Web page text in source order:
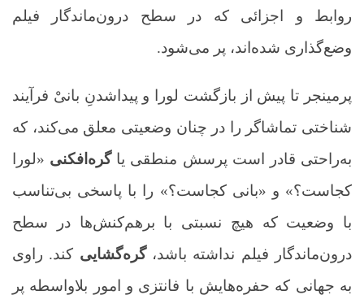
روابط و اجزائی که در سطح درون‌ماندگار فیلم
وضع‌گذاری شده‌اند، پر می‌شود.
پرمینجر تا پیش از بازگشت لورا و پیداشدنِ بانیْ فرآیند
شناختی تماشاگر را در چنان وضعیتی معلق می‌کند، که
به‌راحتی قادر است پرسش منطقی یاگره‌افکنی «لورا
کجاست؟» و «بانی کجاست؟» را با پاسخی بی‌تناسب
با وضعیت که هیچ نسبتی با برهم‌کنش‌ها در سطح
درون‌ماندگار فیلم نداشته باشد،گره‌گشایی کند. راوی
به جهانی که حفره‌هایش با فانتزی و امور بلاواسطه پر